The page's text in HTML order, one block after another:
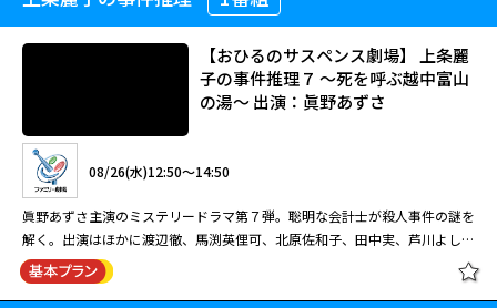
橋田壽賀子脚本による国民的人気ホームドラマ「渡る世間は鬼ばかり」の第
9シリーズ。このシリーズで物語の軸とな るのが、次女・五月（泉ピン子）
の息子・眞（えなりかずき）の結婚・就職話、五月の夫・勇（角野卓造）や
娘婿・誠（村田 雄浩）がメンバーとなった「おやじバンド」。この他、
父・大吉（宇津井健）の再婚話など、これまでのシリーズとは異なっ た展
る。
回
08/26(水)11:00～12:00
橋田壽賀子脚本による国民的人気ホームドラマ「渡る世間は鬼ばかり」の第
9シリーズ。このシリーズで物語の軸とな るのが、次女・五月（泉ピン子）
09/02(水)01:30～03:45
肉体の触れ合いが、女たちとひとりの青年の心を開いていく―衝撃的で鮮烈
活や女性との関係に退屈し、バーでのバイトに明け暮れる無気力な生活を送
っている。ある日、領の中学校の同級生で、ホストクラブに勤める田嶋進也
（小柳友）が、美しい女性をバーに連れてきた。女性の名前は御堂静香（真
飛聖）。「女なんてつまんないよ」という領に静香は“情熱の試験“を受けさ
せる。それは、静香が手がける女性専用コールクラブ、「Le Club
Passion」に入るための試験であった。
行動に気付く。しかし、決定的な手がかりが得られぬ中、第 二の殺人が起
こる。 【ストーリー】 ルポライターの安西聡（大波誠）が何者かに鋭利な
刃物で殺された。捜査一課の村上徳郎（柳葉敏郎）をはじめとする 刑事た
ちは、安西がある介護老人ホームの金の流れと入居者虐待について取材して
いたことを突き止めた。偶然にも そのホームには雨宮瑠璃子（浅野ゆう
子）の叔父、俊樹（佐竹明夫）も入所していた。入所者には認知症を患う山
根寿 美子（水野久美）ほか、手のかかる老人も多く、瑠璃子は介護士の吉
原高志（太川陽介）や医師の加賀順次（松永博 史）たちの献身的な看護に
感心していた。そんななか村上の依頼で藤堂房雄（伊武雅刀）と瑠璃子たち
財務捜査官も 捜査に加わることになった。 ホームの経営者、徳永周吾（遠
藤憲一）は不正を働く人物ではないとホームのスタッフと入所者たちは口を
揃える。ホ ームの運営は楽ではないが、健全な経営をしていたようだ。そ
んなホームを社会福祉法人代表の小野哲也（小須田康 人）が乗っ取ろうと
08/25(火)15:00～16:40
浅野ゆう子と柳葉敏郎のコンビが難事件に挑む人気シリーズの第5弾。財務
調査官・雨宮瑠璃子（浅野）の叔父も入 所する介護老人ホームのスキャン
ダルを取材していたルポライターが殺された。ルポライターは経理の不正と
入所者 の虐待について探っていたことが分かる。 捜査一課の村上徳一郎
（柳葉）の要請で瑠璃子たち財務捜査官も捜査に加わり、帳簿などを徹底的
に調べ上げる。経 理の書類を調べながら、瑠璃子はホーム経営者の意外な
行動に気付く。しかし、決定的な手がかりが得られぬ中、第 二の殺人が起
【おひるのサスペンス劇場】 上条麗
子の事件推理７ ～死を呼ぶ越中富山
の湯～ 出演：眞野あずさ
08/26(水)12:50～14:50
眞野あずさ主演のミステリードラマ第７弾。聡明な会計士が殺人事件の謎を
解く。出演はほかに渡辺徹、馬渕英俚可、北原佐和子、田中実、芦川よし
み、東ちづる。 上条会計事務所の公認会計士・上条麗子（眞野あずさ）は
ある日、美容室チェーンのオーナー・瀬川亜沙美（東ちづる）の依頼で、見